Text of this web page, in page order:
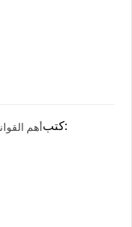
أهم كتب: